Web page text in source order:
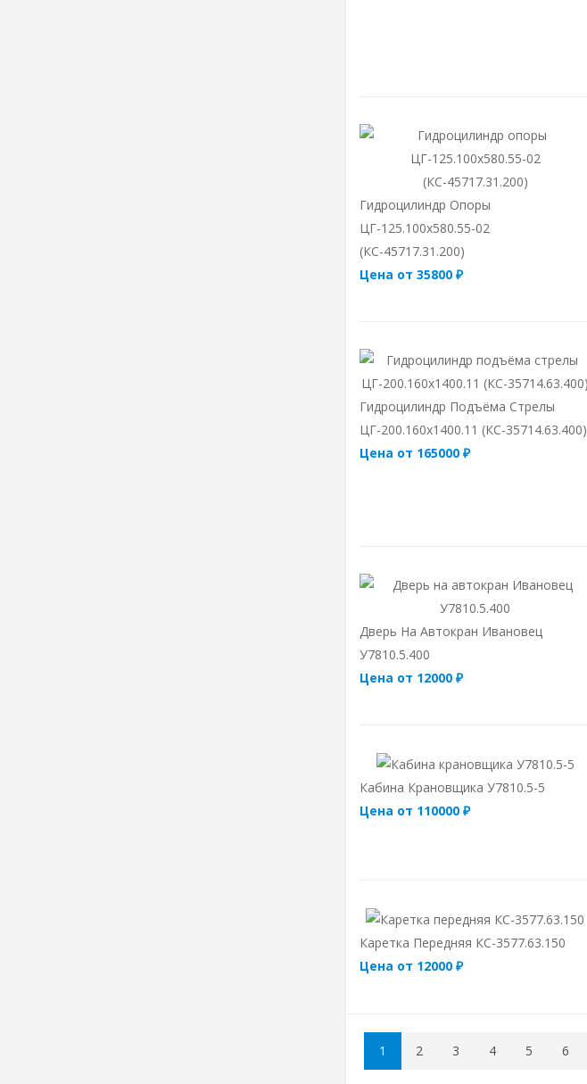
Гидроцилиндр Опоры
ЦГ-125.100х580.55-02
(КС-45717.31.200)
Цена от 35800 ₽
Гидроцилиндр Подъёма Стрелы
ЦГ-200.160х1400.11 (КС-35714.63.400)
Цена от 165000 ₽
Дверь На Автокран Ивановец
У7810.5.400
Цена от 12000 ₽
Кабина Крановщика У7810.5-5
Цена от 110000 ₽
Каретка Передняя КС-3577.63.150
Цена от 12000 ₽
1 2 3 4 5 6